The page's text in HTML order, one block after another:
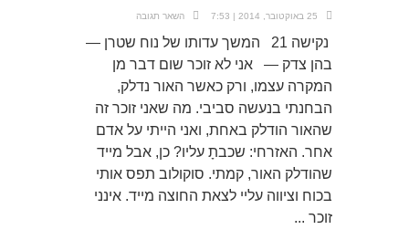
25 באוקטובר, 2014 | 7:53 השאר תגובה
נקישה 21 המשך עדותו של נוח שטרן —
בהן צדק — אני לא זוכר שום דבר מן
המקרה עצמו, ורק כאשר האור נדלק,
הבחנתי בנעשה סביבי. מה שאני זוכר זה
שהאור הודלק באחת, ואני הייתי על אדם
אחר. האזרחי: שכבתָ עליו? כן, אבל מייד
שהודלק האור, קמתי. סוקולוב תפס אותי
בכוח וציווה עליי לצאת החוצה מייד. אינני
זוכר ...